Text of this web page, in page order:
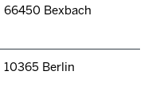
66450 Bexbach
10365 Berlin